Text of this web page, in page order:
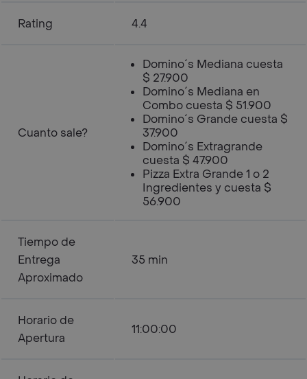
Rating 4.4
Cuanto sale?
Domino´s Mediana cuesta
$ 27.900
Domino´s Mediana en
Combo cuesta $ 51.900
Domino´s Grande cuesta $
37.900
Domino´s Extragrande
cuesta $ 47.900
Pizza Extra Grande 1 o 2
Ingredientes y cuesta $
56.900
Tiempo de
Entrega
Aproximado
35 min
Horario de
Apertura
11:00:00